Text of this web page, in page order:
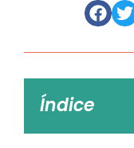
Índice